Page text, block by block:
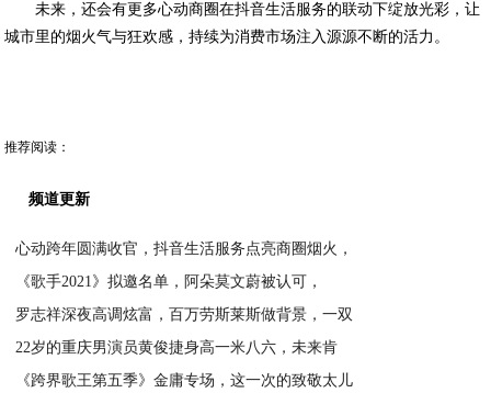
未来，还会有更多心动商圈在抖音生活服务的联动下绽放光彩，让
城市里的烟火气与狂欢感，持续为消费市场注入源源不断的活力。
推荐阅读：
频道更新
心动跨年圆满收官，抖音生活服务点亮商圈烟火，
《歌手2021》拟邀名单，阿朵莫文蔚被认可，
罗志祥深夜高调炫富，百万劳斯莱斯做背景，一双
22岁的重庆男演员黄俊捷身高一米八六，未来肯
《跨界歌王第五季》金庸专场，这一次的致敬太儿